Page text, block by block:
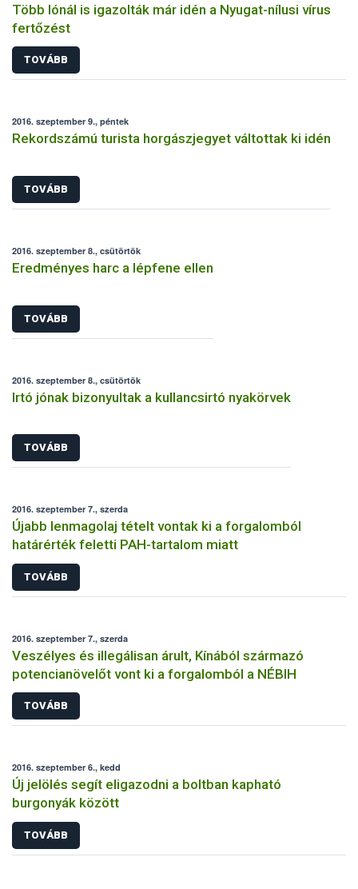
Több lónál is igazolták már idén a Nyugat-nílusi vírus
fertőzést
TOVÁBB
2016. szeptember 9., péntek
Rekordszámú turista horgászjegyet váltottak ki idén
TOVÁBB
2016. szeptember 8., csütörtök
Eredményes harc a lépfene ellen
TOVÁBB
2016. szeptember 8., csütörtök
Irtó jónak bizonyultak a kullancsirtó nyakörvek
TOVÁBB
2016. szeptember 7., szerda
Újabb lenmagolaj tételt vontak ki a forgalomból
határérték feletti PAH-tartalom miatt
TOVÁBB
2016. szeptember 7., szerda
Veszélyes és illegálisan árult, Kínából származó
potencianövelőt vont ki a forgalomból a NÉBIH
TOVÁBB
2016. szeptember 6., kedd
Új jelölés segít eligazodni a boltban kapható
burgonyák között
TOVÁBB